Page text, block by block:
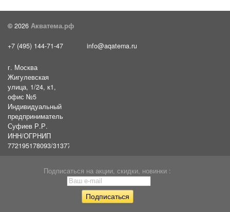
© 2026 Акватема.рф
+7 (495) 144-71-47 info@aqatema.ru
г. Москва
Жигулевская
улица, 1/24, к1,
офис №5
Индивидуальный
предприниматель
Суфиев Р.Р.
ИНН/ОГРНИП
772195178093/31377461610054
Подписаться на акции, скидки, новинки :